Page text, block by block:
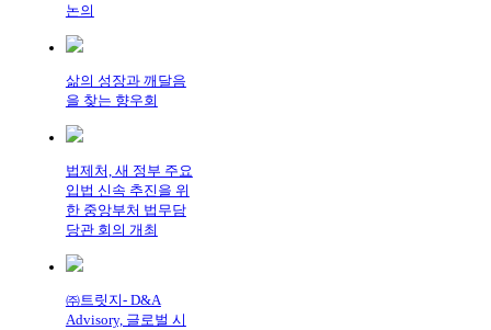
논의
삶의 성장과 깨달음
을 찾는 향우회
법제처, 새 정부 주요
입법 신속 추진을 위
한 중앙부처 법무담
당관 회의 개최
㈜트릿지- D&A
Advisory, 글로벌 시